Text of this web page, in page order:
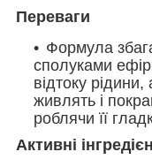
Переваги
Формула
сполуками
відтоку рідини,
живлять і
роблячи її
Активні